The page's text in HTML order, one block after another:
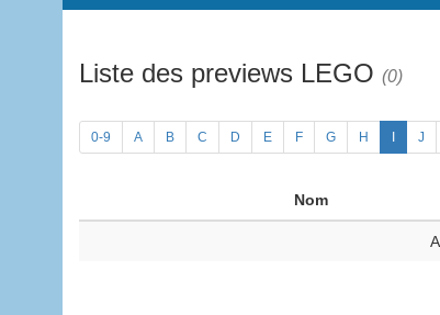
Liste des previews LEGO (0)
0-9 A B C D E F G H J
Nom